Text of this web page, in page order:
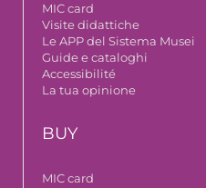
MIC card
Visite didattiche
Le APP del Sistema Musei
Guide e cataloghi
Accessibilité
La tua opinione
BUY
MIC card